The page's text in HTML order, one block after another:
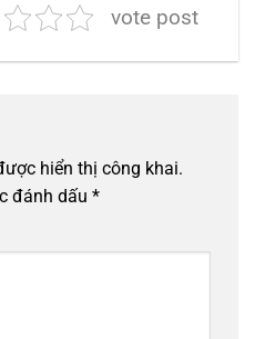
vote post
hiển thị công khai.
đánh dấu *